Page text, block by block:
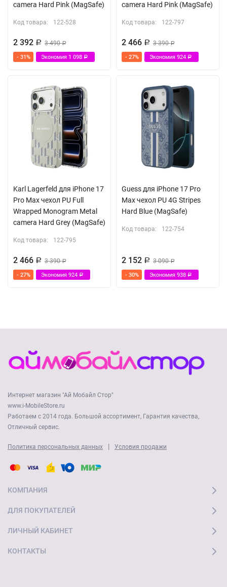
camera Hard Pink (MagSafe)
Код товара: 122-528
2 392 Р 3 490Р
- 31% Экономия 1 098 Р
camera Hard Pink (MagSafe)
Код товара: 122-797
2 466 Р 3 390Р
- 27% Экономия 924 Р
Karl Lagerfeld для iPhone 17
Pro Max чехол PU Full
Wrapped Monogram Metal
camera Hard Grey (MagSafe)
Код товара: 122-795
2 466 Р 3 390Р
- 27% Экономия 924 Р
Guess для iPhone 17 Pro
Max чехол PU 4G Stripes
Hard Blue (MagSafe)
Код товара: 122-754
2 152 Р 3 090Р
- 30% Экономия 938 Р
Интернет магазин "Ай Мобайл Стор"
www.i-MobileStore.ru
Работаем с 2014 года. Большой ассортимент, Гарантия качества,
Отличный сервис.
Политика персональных данных | Условия продажи
КОМПАНИЯ
ДЛЯ ПОКУПАТЕЛЕЙ
ЛИЧНЫЙ КАБИНЕТ
КОНТАКТЫ